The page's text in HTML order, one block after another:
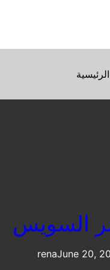
الرئيسية
السويس
renaJune 20,